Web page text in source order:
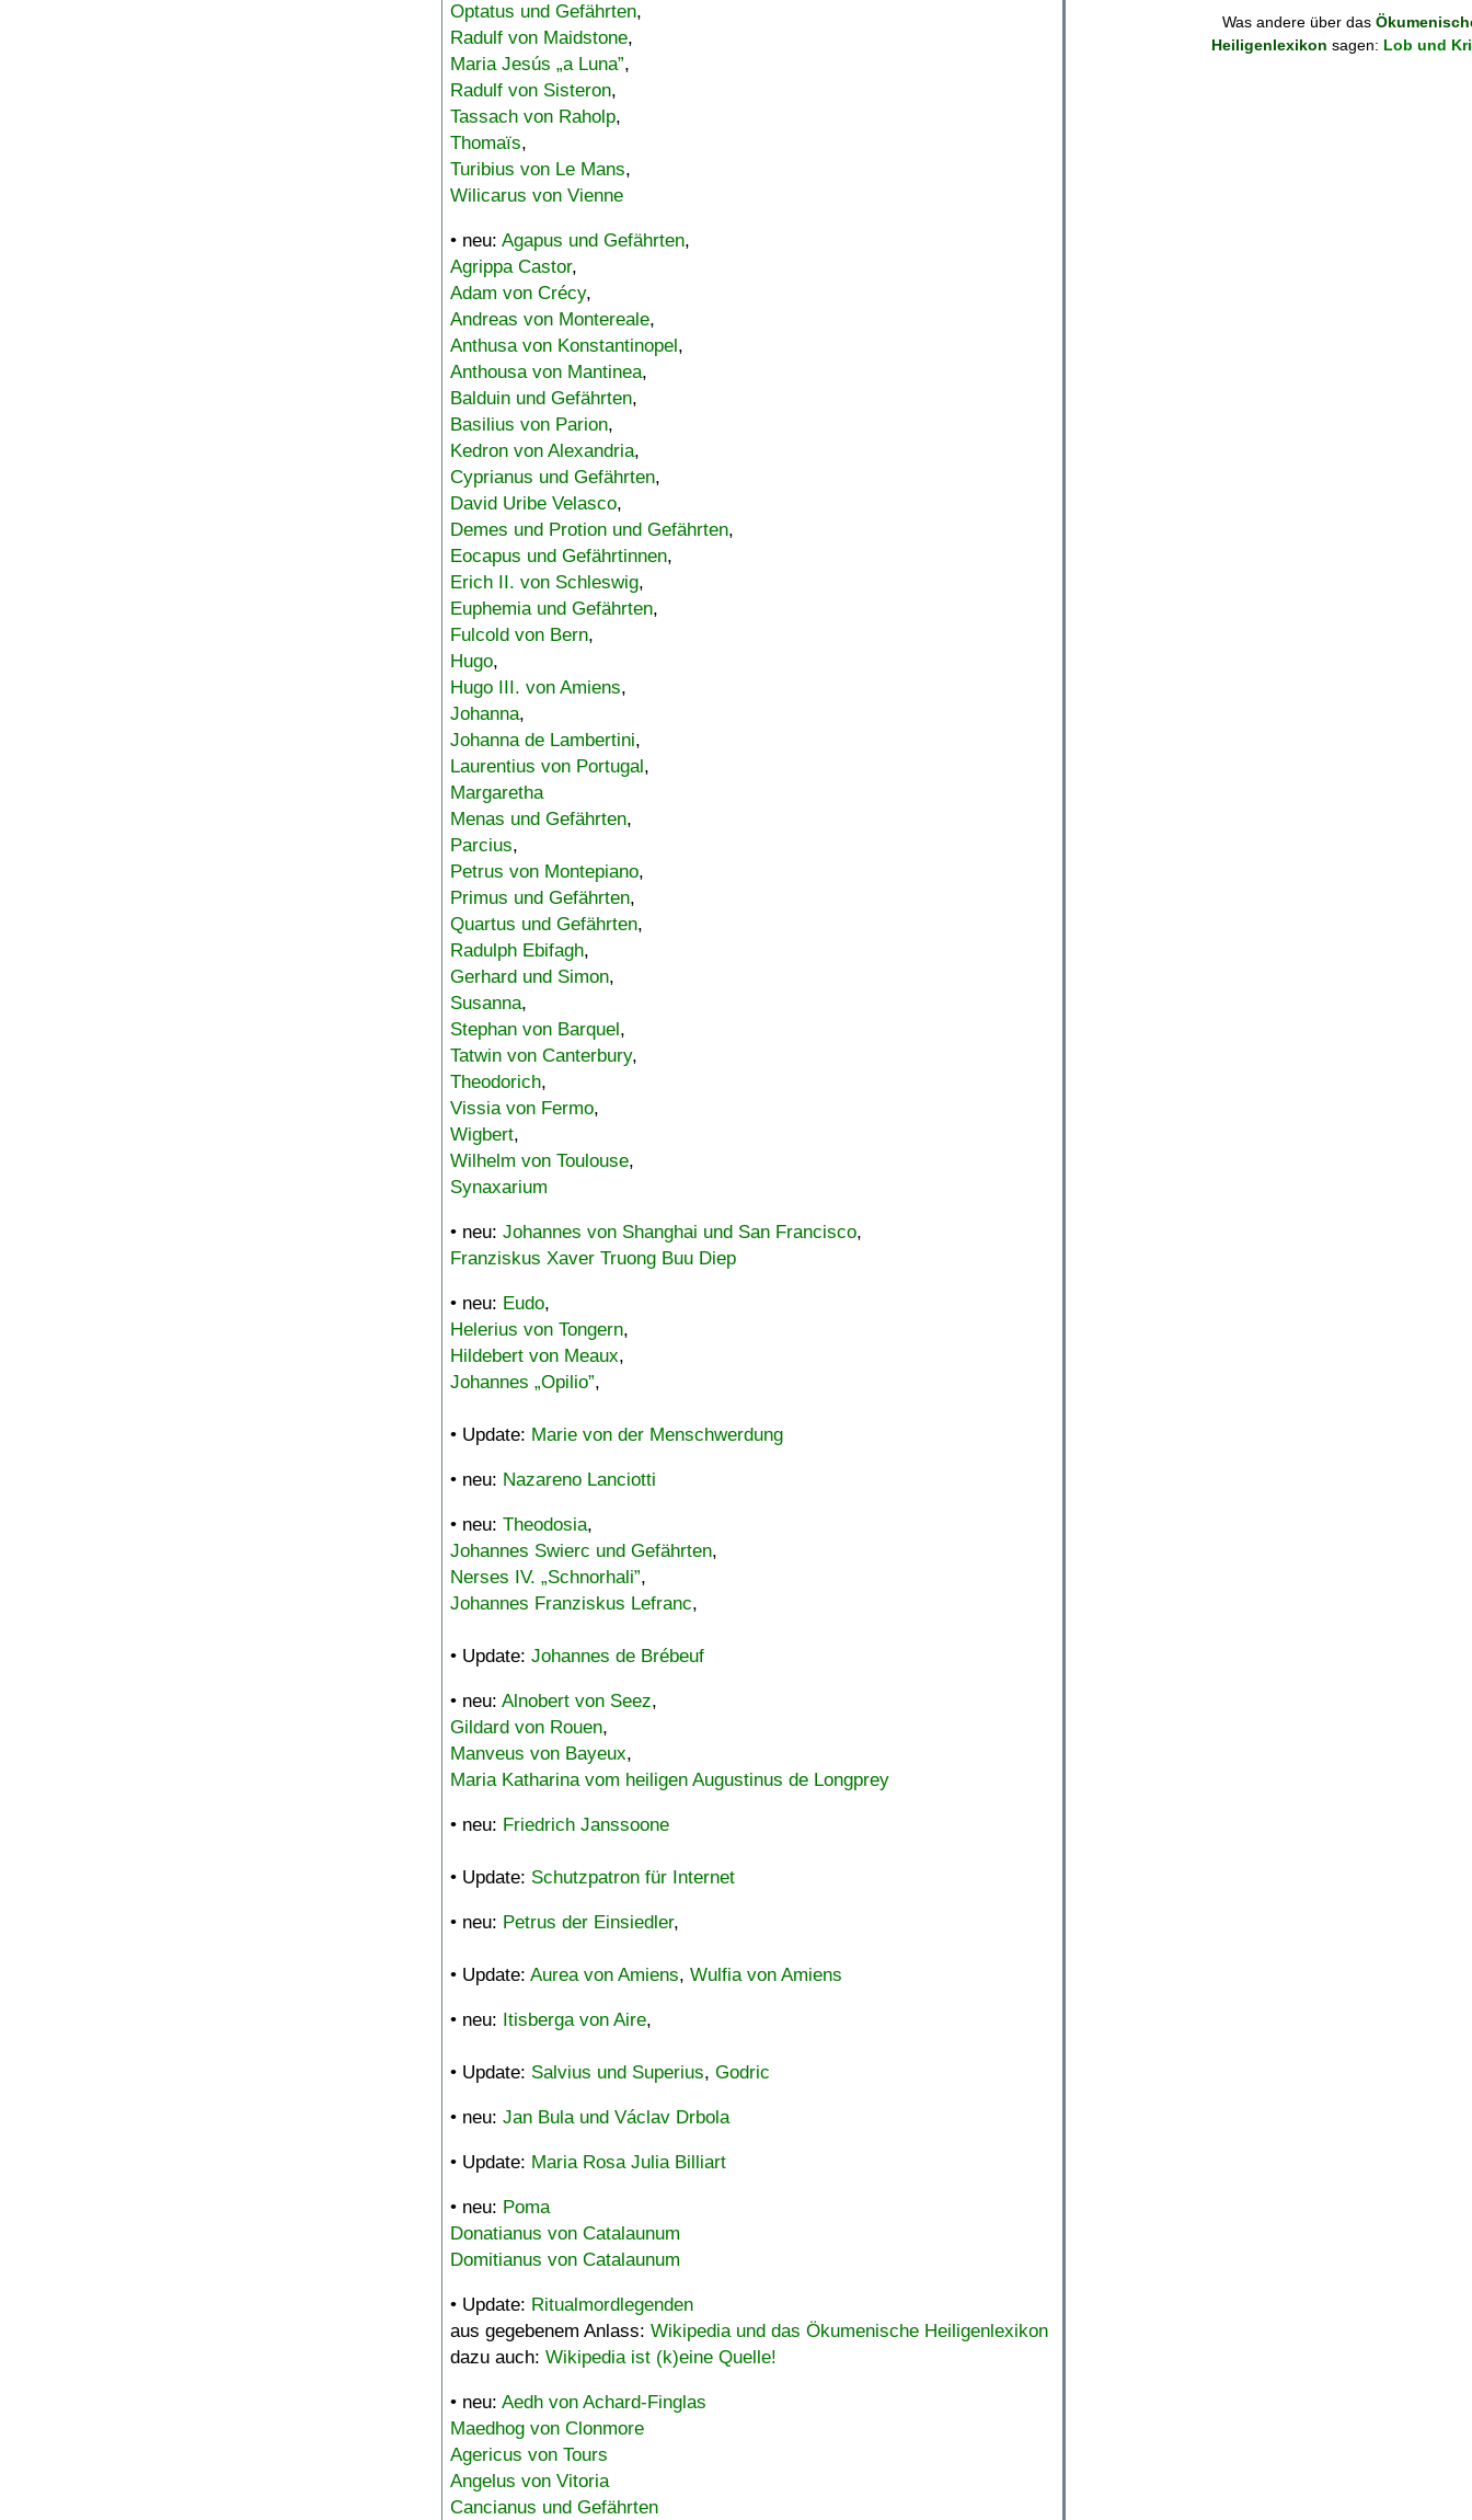
Optatus und Gefährten,
Radulf von Maidstone,
Maria Jesús „a Luna”,
Radulf von Sisteron,
Tassach von Raholp,
Thomaïs,
Turibius von Le Mans,
Wilicarus von Vienne
• neu: Agapus und Gefährten,
Agrippa Castor,
Adam von Crécy,
Andreas von Montereale,
Anthusa von Konstantinopel,
Anthousa von Mantinea,
Balduin und Gefährten,
Basilius von Parion,
Kedron von Alexandria,
Cyprianus und Gefährten,
David Uribe Velasco,
Demes und Protion und Gefährten,
Eocapus und Gefährtinnen,
Erich II. von Schleswig,
Euphemia und Gefährten,
Fulcold von Bern,
Hugo,
Hugo III. von Amiens,
Johanna,
Johanna de Lambertini,
Laurentius von Portugal,
Margaretha
Menas und Gefährten,
Parcius,
Petrus von Montepiano,
Primus und Gefährten,
Quartus und Gefährten,
Radulph Ebifagh,
Gerhard und Simon,
Susanna,
Stephan von Barquel,
Tatwin von Canterbury,
Theodorich,
Vissia von Fermo,
Wigbert,
Wilhelm von Toulouse,
Synaxarium
• neu: Johannes von Shanghai und San Francisco,
Franziskus Xaver Truong Buu Diep
• neu: Eudo,
Helerius von Tongern,
Hildebert von Meaux,
Johannes „Opilio”,
• Update: Marie von der Menschwerdung
• neu: Nazareno Lanciotti
• neu: Theodosia,
Johannes Swierc und Gefährten,
Nerses IV. „Schnorhali”,
Johannes Franziskus Lefranc,
• Update: Johannes de Brébeuf
• neu: Alnobert von Seez,
Gildard von Rouen,
Manveus von Bayeux,
Maria Katharina vom heiligen Augustinus de Longprey
• neu: Friedrich Janssoone
• Update: Schutzpatron für Internet
• neu: Petrus der Einsiedler,
• Update: Aurea von Amiens, Wulfia von Amiens
• neu: Itisberga von Aire,
• Update: Salvius und Superius, Godric
• neu: Jan Bula und Václav Drbola
• Update: Maria Rosa Julia Billiart
• neu: Poma
Donatianus von Catalaunum
Domitianus von Catalaunum
• Update: Ritualmordlegenden
aus gegebenem Anlass: Wikipedia und das Ökumenische Heiligenlexikon
dazu auch: Wikipedia ist (k)eine Quelle!
• neu: Aedh von Achard-Finglas
Maedhog von Clonmore
Agericus von Tours
Angelus von Vitoria
Cancianus und Gefährten
Was andere über das
Heiligenlexikon sagen: Lob und